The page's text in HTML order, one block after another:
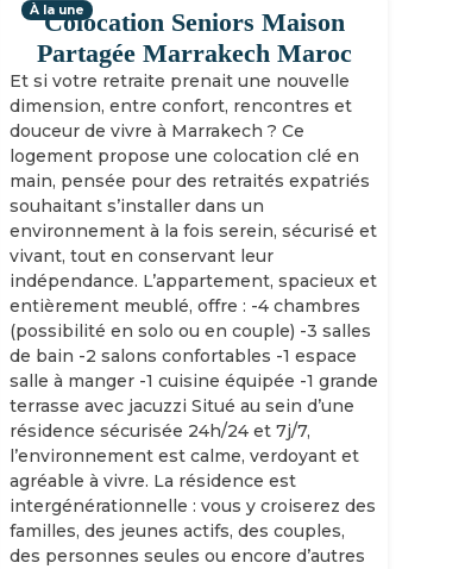
Colocation Seniors Maison
Partagée Marrakech Maroc
Et si votre retraite prenait une nouvelle
dimension, entre confort, rencontres et
douceur de vivre à Marrakech ? Ce
logement propose une colocation clé en
main, pensée pour des retraités expatriés
souhaitant s’installer dans un
environnement à la fois serein, sécurisé et
vivant, tout en conservant leur
indépendance. L’appartement, spacieux et
entièrement meublé, offre : -4 chambres
(possibilité en solo ou en couple) -3 salles
de bain -2 salons confortables -1 espace
salle à manger -1 cuisine équipée -1 grande
terrasse avec jacuzzi Situé au sein d’une
résidence sécurisée 24h/24 et 7j/7,
l’environnement est calme, verdoyant et
agréable à vivre. La résidence est
intergénérationnelle : vous y croiserez des
familles, des jeunes actifs, des couples,
des personnes seules ou encore d’autres
À la une